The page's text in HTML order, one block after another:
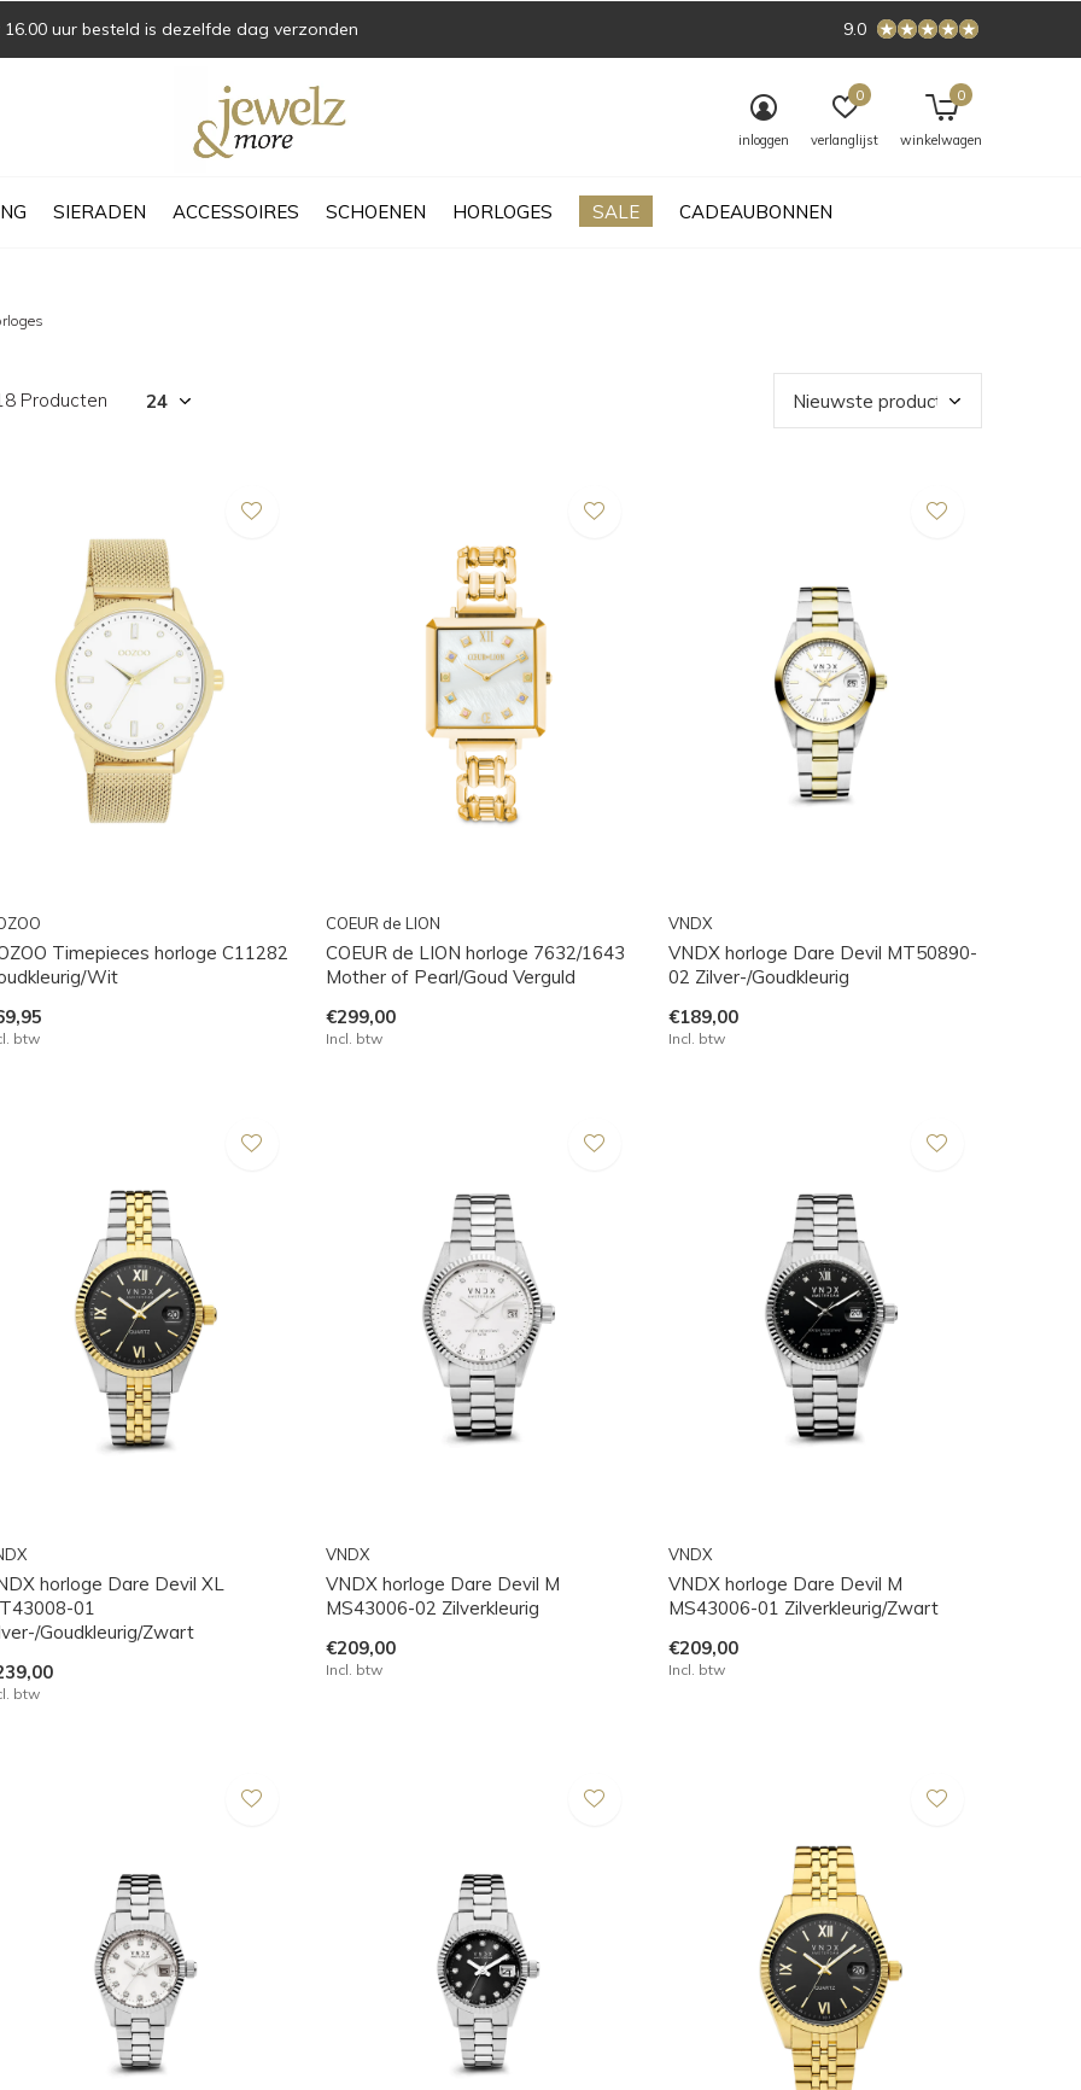
SIERADEN ACCESSOIRES SCHOENEN HORLOGES SALE CADEAUBONNEN
inloggen verlanglijst
0
winkelwagen
0
16.00 uur besteld is dezelfde dag verzonden 9.0
Producten
Timepieces horloge C11282
Wit
btw
COEUR de LION
COEUR de LION horloge 7632/1643
Mother of Pearl/Goud Verguld
€299,00
Incl. btw
VNDX
VNDX horloge Dare Devil MT50890-
02 Zilver-/Goudkleurig
€189,00
Incl. btw
horloge Dare Devil XL
01
Goudkleurig/Zwart
btw
VNDX
VNDX horloge Dare Devil M
MS43006-02 Zilverkleurig
€209,00
Incl. btw
VNDX
VNDX horloge Dare Devil M
MS43006-01 Zilverkleurig/Zwart
€209,00
Incl. btw